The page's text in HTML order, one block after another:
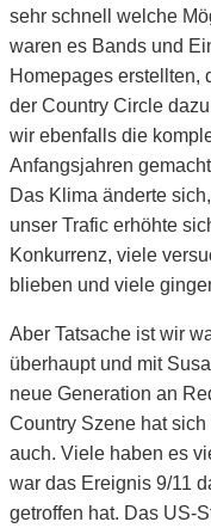
sehr schnell welche
waren es Bands und
Homepages erstellten,
der Country Circle
wir ebenfalls die
Anfangsjahren
Das Klima änderte
unser Trafic erhöhte
Konkurrenz, viele
blieben und viele
Aber Tatsache ist wir
überhaupt und mit
neue Generation an
Country Szene hat
auch. Viele haben es
war das Ereignis 9/11
getroffen hat. Das US-